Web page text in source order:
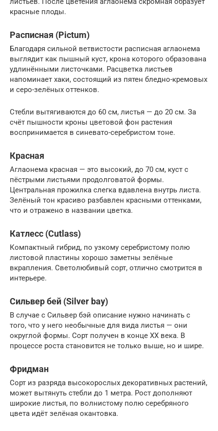
красные плоды.
Расписная (Pictum)
Благодаря сильной ветвистости расписная аглаонема
выглядит как пышный куст, крона которого образована
удлинёнными листочками. Расцветка листьев
напоминает хаки, состоящий из пятен бледно-кремовых
и серо-зелёных оттенков.
Стебли вытягиваются до 60 см, листья — до 20 см. За
счёт пышности кроны цветовой фон растения
воспринимается в синевато-серебристом тоне.
Красная
Аглаонема красная — это высокий, до 70 см, куст с
пёстрыми листьями продолговатой формы.
Центральная прожилка слегка вдавлена внутрь листа.
Зелёный тон красиво разбавлен красными оттенками,
что и отражено в названии цветка.
Катлесс (Cutlass)
Компактный гибрид, по узкому серебристому полю
листовой пластины хорошо заметны зелёные
вкрапления. Светолюбивый сорт, отлично смотрится в
интерьере.
Сильвер бей (Silver bay)
В случае с Сильвер бэй описание нужно начинать с
того, что у него необычные для вида листья — они
округлой формы. Сорт получен в конце XX века. В
процессе роста становится не только выше, но и шире.
Фридман
Сорт из разряда высокорослых декоративных растений,
может вытянуть стебли до 1 метра. Рост дополняют
широкие листья, по волнистому полю серебряного
цвета идёт зелёная окантовка.